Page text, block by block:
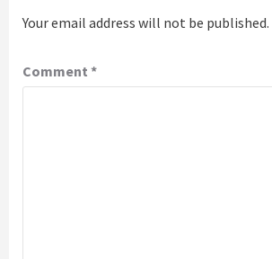
Your email address will not be published.
Comment *